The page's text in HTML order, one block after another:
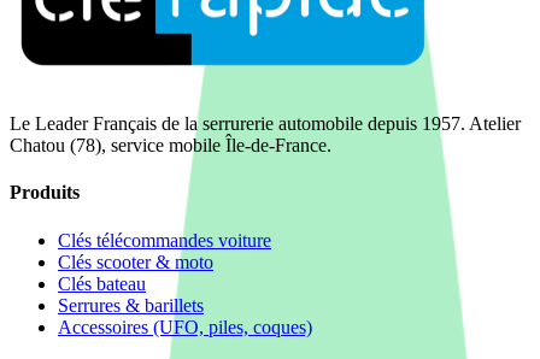
Le Leader Français de la serrurerie automobile depuis 1957. Atelier
Chatou (78), service mobile Île-de-France.
Produits
Clés télécommandes voiture
Clés scooter & moto
Clés bateau
Serrures & barillets
Accessoires (UFO, piles, coques)